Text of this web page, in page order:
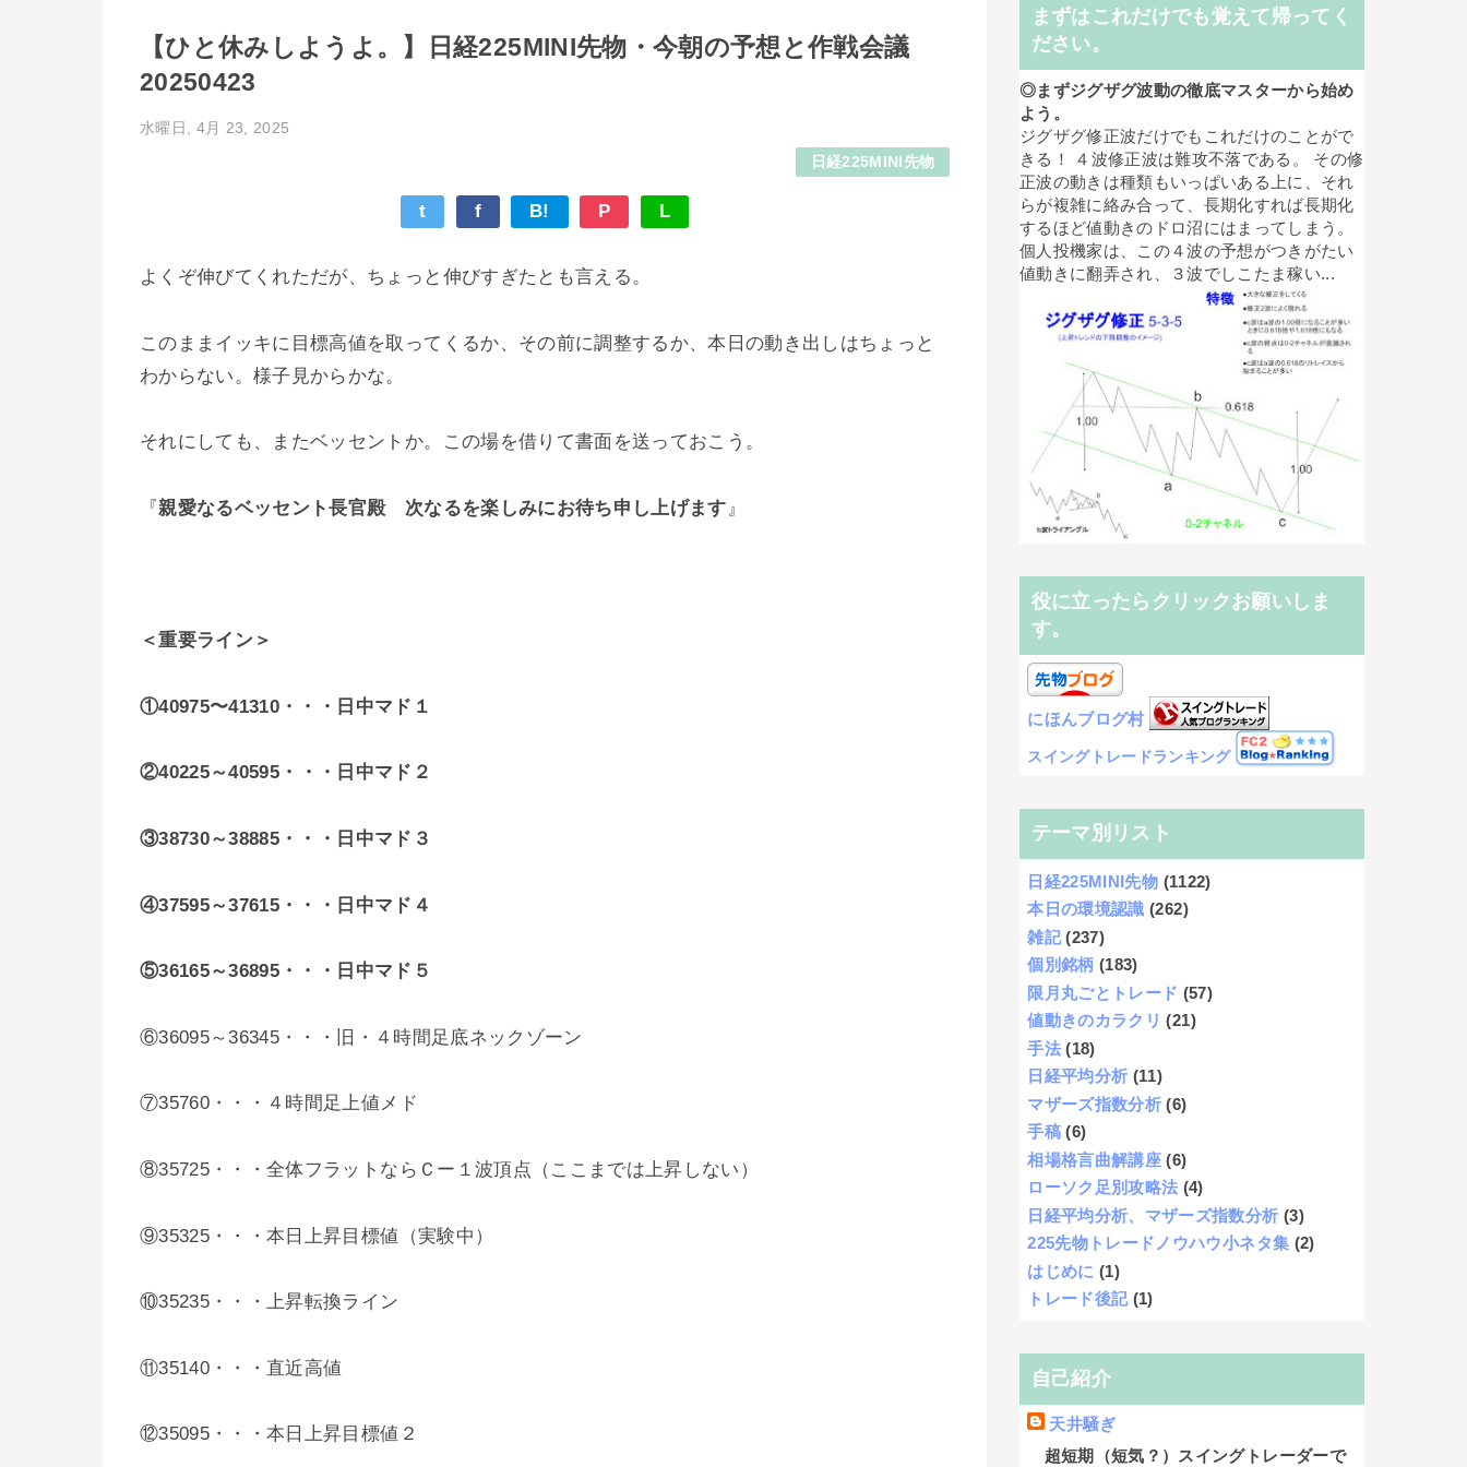
【ひと休みしようよ。】日経225MINI先物・今朝の予想と作戦会議
20250423
水曜日, 4月 23, 2025
日経225MINI先物
t f B! P L
よくぞ伸びてくれただが、ちょっと伸びすぎたとも言える。
このままイッキに目標高値を取ってくるか、その前に調整するか、本日の動き出しはちょっと
わからない。様子見からかな。
それにしても、またベッセントか。この場を借りて書面を送っておこう。
『親愛なるベッセント長官殿 次なるを楽しみにお待ち申し上げます』
＜重要ライン＞
①40975〜41310・・・日中マド１
②40225～40595 ・・・日中マド２
③38730～38885・・・日中マド３
④37595～37615・・・日中マド４
⑤36165～36895・・・日中マド５
⑥36095～36345・・・旧・４時間足底ネックゾーン
⑦35760・・・４時間足上値メド
⑧35725・・・全体フラットならＣー１波頂点（ここまでは上昇しない）
⑨35325・・・本日上昇目標値（実験中）
⑩35235・・・上昇転換ライン
⑪35140・・・直近高値
⑫35095・・・本日上昇目標値２
まずはこれだけでも覚えて帰ってく
ださい。
◎まずジグザグ波動の徹底マスターから始め
よう。
ジグザグ修正波だけでもこれだけのことがで
きる！ ４波修正波は難攻不落である。 その修
正波の動きは種類もいっぱいある上に、それ
らが複雑に絡み合って、長期化すれば長期化
するほど値動きのドロ沼にはまってしまう。
個人投機家は、この４波の予想がつきがたい
値動きに翻弄され、３波でしこたま稼い...
役に立ったらクリックお願いしま
す。
にほんブログ村
スイングトレードランキング
テーマ別リスト
日経225MINI先物 (1122)
本日の環境認識 (262)
雑記 (237)
個別銘柄 (183)
限月丸ごとトレード (57)
値動きのカラクリ (21)
手法 (18)
日経平均分析 (11)
マザーズ指数分析 (6)
手稿 (6)
相場格言曲解講座 (6)
ローソク足別攻略法 (4)
日経平均分析、マザーズ指数分析 (3)
225先物トレードノウハウ小ネタ集 (2)
はじめに (1)
トレード後記 (1)
自己紹介
天井騒ぎ
超短期（短気？）スイングトレーダーで